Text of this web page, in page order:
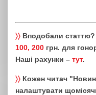
〉〉 Вподобали
100, 200 грн. для
Наші рахунки – тут.
〉〉 Кожен читач
налаштувати